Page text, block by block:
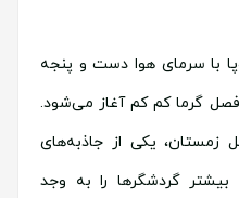
با سرمای هوا دست و پنجه
فصل گرما کم کم آغاز می‌شود.
یکی از جاذبه‌های
گردشگرها را به وجد